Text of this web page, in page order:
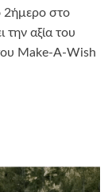
2ήμερο στο
αξία του
Make-A-Wish